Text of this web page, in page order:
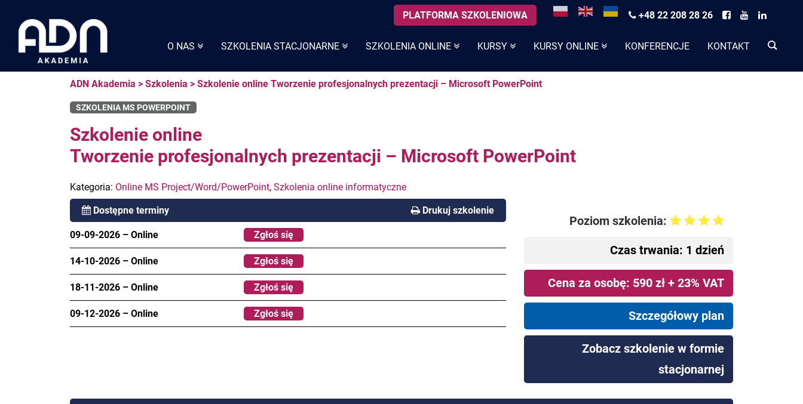
O NAS SZKOLENIA STACJONARNE SZKOLENIA ONLINE KURSY KURSY ONLINE KONFERENCJE KONTAKT
content
PLATFORMA SZKOLENIOWA +48 22 208 28 26
ADN Akademia > Szkolenia > Szkolenie online Tworzenie profesjonalnych prezentacji – Microsoft PowerPoint
SZKOLENIA MS POWERPOINT
Szkolenie online
Tworzenie profesjonalnych prezentacji – Microsoft PowerPoint
Kategoria: Online MS Project/Word/PowerPoint, Szkolenia online informatyczne
Dostępne terminy Drukuj szkolenie
09-09-2026 – Online Zgłoś się
14-10-2026 – Online Zgłoś się
18-11-2026 – Online Zgłoś się
09-12-2026 – Online Zgłoś się
Poziom szkolenia:
Czas trwania: 1 dzień
Cena za osobę: 590 zł + 23% VAT
Szczegółowy plan
Zobacz szkolenie w formie
stacjonarnej